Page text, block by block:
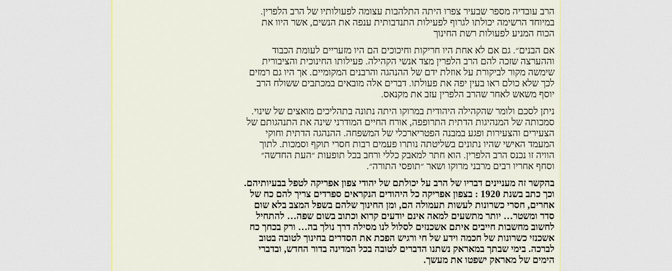
הרב עובדיה מספר שבעיר צפרו היתה התלהבות עצומה לפעולותיו של הרב הלפרין.
במיוחד הרשימה יכולתו לגרוף לפעילות התנדבותית ענפה את הנשים, אשר היוו את
הכוח המניע לפעולות רשת החינוך
אם הבנים״. גם אם לא אחת היו חריקות וחיכוכים הם היו מזעריים לעומת הכבוד
וההערצה שזכה להם הרב הלפרין מצד אנשי הקהילה. פעילותו החינוכית והציבורית
שימשה מקור לביקורת על אוזלת ידם של ההנהגה והרבנים המקומיים. אך היו גם רמזים
לכך שלא כולם ראו בעין יפה את פעולתו. דברים אלה מובאים במכתבים ששולח הרב
יוסף משאש לאחר שהרב הלפרין עזב את מקנאס.
ניתן לסכם ולומר שהקהילה היהודית במרוקו היתה נתונה בתהליכים מואצים של שינוי.
סמכותה של המנהיגות הדתית התרופפה, אורח החיים המודרני שינה את התנהגותם של
הצעירים והצעירות ופגע במבנה הפטריארכלי של המשפחה. ההנהגה הדתית וחוקי
המעמד האישי שהיו נתונים בשליטתה נותרו פעמים רבות חסרי תוקף וסמכות. לתוך
הוויה זו נכנס הרב הלפרין. הוא חתר למאבק כללי ורחב בכל תופעות ״העת החדשה״
וסחף אחריו רבים מרבני מרוקו ושאר ״תופסי התורה״.
בהקשר זה מעניינים דבריו של הרב על יכולתם של יהודי צפון אפריקה לטפל בבעיותיהם.
וכך כתב בשנת 1920 : בצפון אפריקה כל היהודים הנקראים ספרדים צריך להם כח של
אחרים, חסרי כשרונות לעשות תעמולה הם, ומן החינוך שלהם בשפל המצב בלא שום
סדר ומשטר… יותר מתשעים למאה אינם יודעים קרוא וכתוב בשום שפה… להתחיל
לחשוב מחשבות חייבים איתם אשכנזים לסלול לנו מסילה דרך נולך בה… ורק בכחך כח
אשכנזי כשרונות של חכמה וידע של חי ורגיש הפכת את הסדרים בחינוך לטובה בטוב
לברכה. בימי שבתך במאראק נשתנו הדברים לטובה בכל המדינה בדור החדש, ובדברי
הימים של מאראק ישפטו את מעשך.